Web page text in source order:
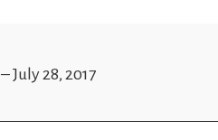
–July 28, 2017